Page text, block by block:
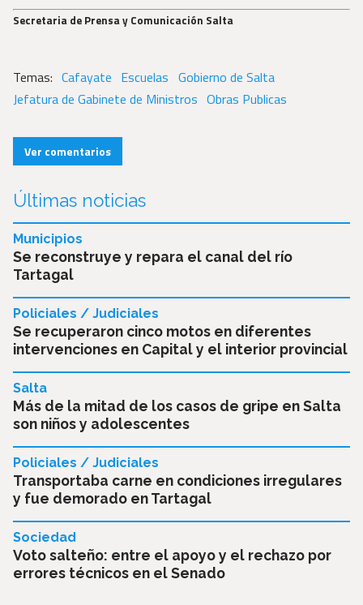
Secretaria de Prensa y Comunicación Salta
Cafayate Escuelas Gobierno de Salta
Jefatura de Gabinete de Ministros Obras Publicas
Ver comentarios
Últimas noticias
Se reconstruye y repara el canal del río
Tartagal
Municipios
Se recuperaron cinco motos en diferentes
intervenciones en Capital y el interior provincial
Policiales / Judiciales
Más de la mitad de los casos de gripe en Salta
son niños y adolescentes
Salta
Transportaba carne en condiciones irregulares
y fue demorado en Tartagal
Policiales / Judiciales
Voto salteño: entre el apoyo y el rechazo por
errores técnicos en el Senado
Sociedad